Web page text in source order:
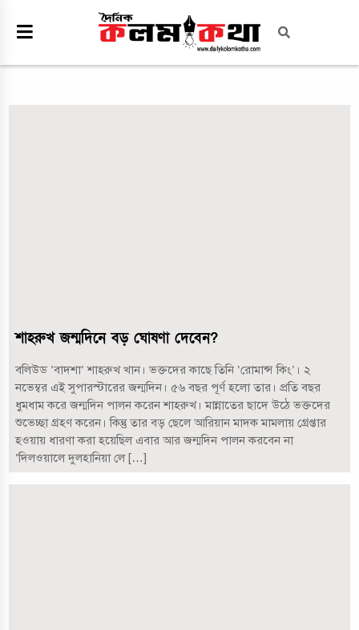
শাহরুখ জন্মদিনে বড় ঘোষণা দেবেন?
বলিউড ‘বাদশা’ শাহরুখ খান। ভক্তদের কাছে তিনি ‘রোমান্স কিং’। ২
নভেম্বর এই সুপারস্টারের জন্মদিন। ৫৬ বছর পূর্ণ হলো তার। প্রতি বছর
ধুমধাম করে জন্মদিন পালন করেন শাহরুখ। মান্নাতের ছাদে উঠে ভক্তদের
শুভেচ্ছা গ্রহণ করেন। কিন্তু তার বড় ছেলে আরিয়ান মাদক মামলায় গ্রেপ্তার
হওয়ায় ধারণা করা হয়েছিল এবার আর জন্মদিন পালন করবেন না
‘দিলওয়ালে দুলহানিয়া লে […]